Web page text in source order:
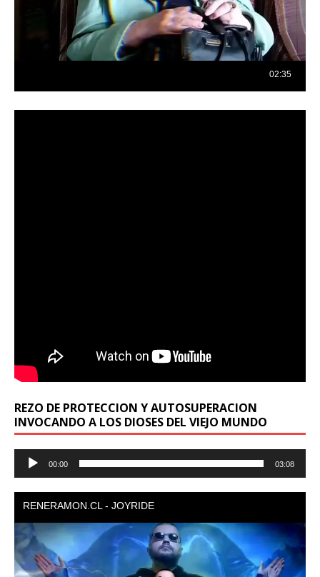
REZO DE PROTECCION Y AUTOSUPERACION
INVOCANDO A LOS DIOSES DEL VIEJO MUNDO
Reproductor
00:00 03:08